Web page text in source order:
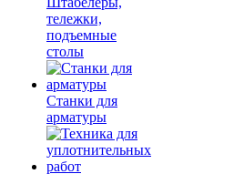
тележки,
подъемные
столы
Станки для
арматуры